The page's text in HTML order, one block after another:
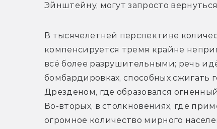
Эйнштейну, могут запросто
В тысячелетней перспективе
компенсируется тремя крайне
всё более разрушительными; речь
бомбардировках, способных сжигать
Дрезденом, где образовался
Во-вторых, в столкновениях, где
огромное количество мирного